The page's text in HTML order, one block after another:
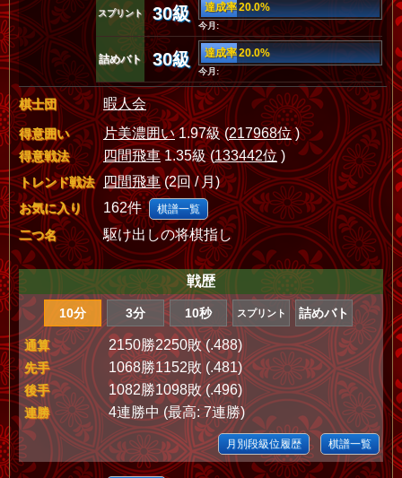
スプリント 30級 達成率 20.0%
今月:
詰めバト 30級 達成率 20.0%
今月:
棋士団 暇人会
得意囲い 片美濃囲い1.97級 (217968位)
得意戦法 四間飛車1.35級 (133442位 )
トレンド戦法 四間飛車(2回 / 月)
お気に入り 162件 棋譜一覧
二つ名 駆け出しの将棋指し
戦歴
10分 3分 10秒 スプリント 詰めバト
通算 2150勝2250敗 (.488)
先手 1068勝1152敗 (.481)
後手 1082勝1098敗 (.496)
連勝 4連勝中 (最高: 7連勝)
月別段級位履歴 棋譜一覧